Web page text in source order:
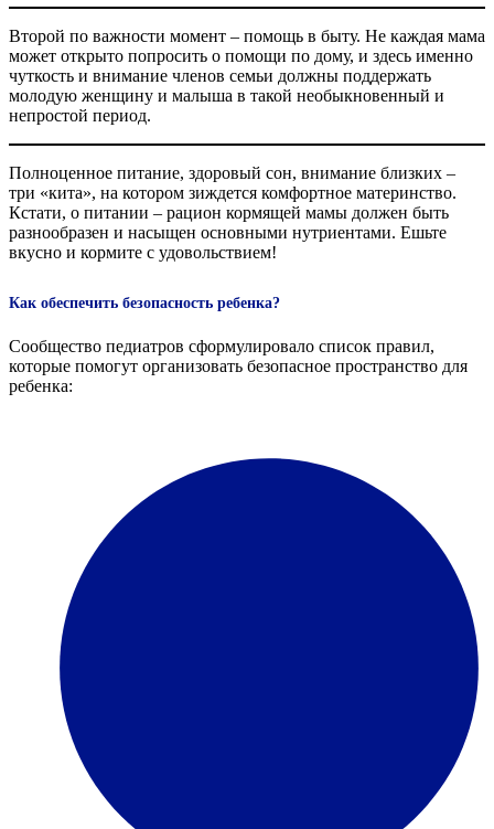
Второй по важности момент – помощь в быту. Не каждая мама
может открыто попросить о помощи по дому, и здесь именно
чуткость и внимание членов семьи должны поддержать
молодую женщину и малыша в такой необыкновенный и
непростой период.
Полноценное питание, здоровый сон, внимание близких –
три «кита», на котором зиждется комфортное материнство.
Кстати, о питании – рацион кормящей мамы должен быть
разнообразен и насыщен основными нутриентами. Ешьте
вкусно и кормите с удовольствием!
Как обеспечить безопасность ребенка?
Сообщество педиатров сформулировало список правил,
которые помогут организовать безопасное пространство для
ребенка: